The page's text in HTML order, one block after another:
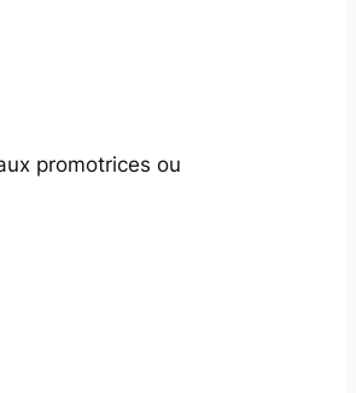
promotrices ou